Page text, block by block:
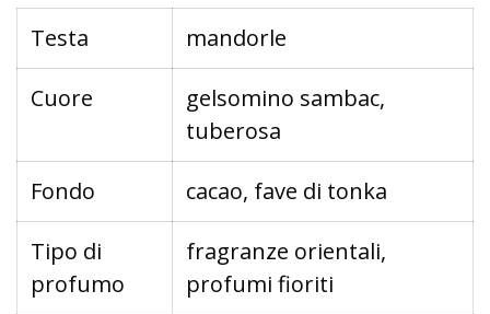
Testa mandorle
Cuore
gelsomino sambac,
tuberosa
Fondo cacao, fave di tonka
Tipo di
profumo
fragranze orientali,
profumi fioriti